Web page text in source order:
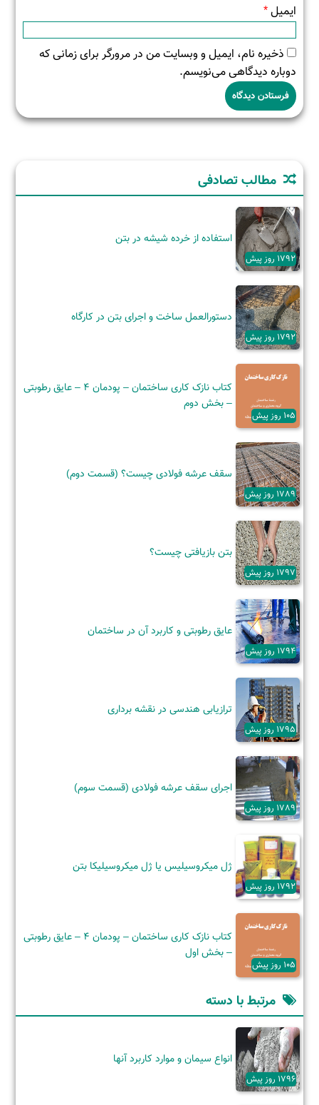
ایمیل*
ذخیره نام، ایمیل و وبسایت من در مرورگر برای زمانی که
دوباره دیدگاهی می‌نویسم.
مطالب تصادفی
1792 روز پیش
استفاده از خرده شیشه در بتن
1792 روز پیش
دستورالعمل ساخت و اجرای بتن در کارگاه
105 روز پیش
کتاب نازک کاری ساختمان – پودمان ۴ – عایق رطوبتی
– بخش دوم
1789 روز پیش
سقف عرشه فولادی چیست؟ (قسمت دوم)
1797 روز پیش
بتن بازیافتی چیست؟
1794 روز پیش
عایق رطوبتی و کاربرد آن‌ در ساختمان
1795 روز پیش
ترازیابی هندسی در نقشه برداری
1789 روز پیش
اجرای سقف عرشه فولادی (قسمت سوم)
1792 روز پیش
ژل میکروسیلیس یا ژل میکروسیلیکا بتن
105 روز پیش
کتاب نازک کاری ساختمان – پودمان 4 – عایق رطوبتی
– بخش اول
مرتبط با دسته
1796 روز پیش
انواع سیمان و موارد کاربرد آنها